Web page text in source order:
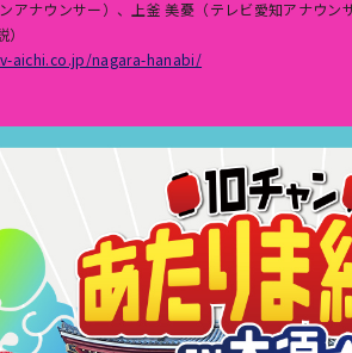
アナウンサー）、上釜 美憂（テレビ愛知アナウンサ
aichi.co.jp/nagara-hanabi/